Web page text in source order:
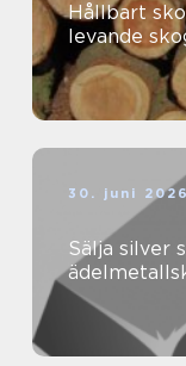
Hållbart
levande
30. juni 2026
Sälja silver så får du rätt betalt för ditt